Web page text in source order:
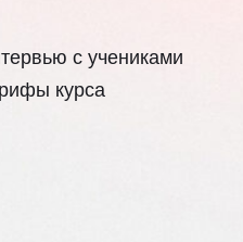
с учениками
курса